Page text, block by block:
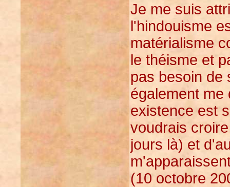
Je me suis
l'hindouisme
matérialisme
le théisme et
pas besoin de
également me
existence est
voudrais
jours là) et
(10 octobre